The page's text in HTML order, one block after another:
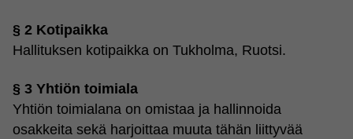
§ 2 Kotipaikka
Hallituksen kotipaikka on Tukholma, Ruotsi.
§ 3 Yhtiön toimiala
Yhtiön toimialana on omistaa ja hallinnoida
osakkeita sekä harjoittaa muuta tähän liittyvää